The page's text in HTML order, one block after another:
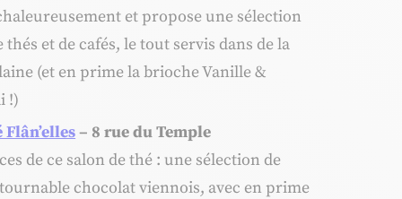
et propose une sélection
thés et de cafés, le tout servis dans de la
(et en prime la brioche Vanille &
!)
– 8 rue du Temple
de ce salon de thé : une sélection de
chocolat viennois, avec en prime